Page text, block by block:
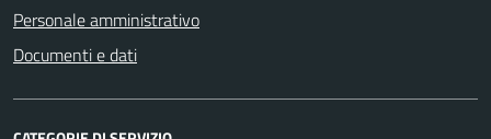
Personale amministrativo
Documenti e dati